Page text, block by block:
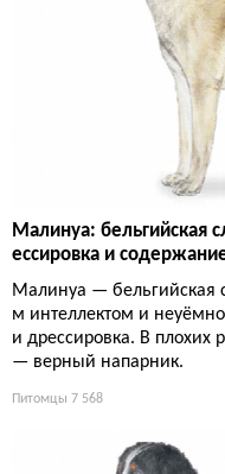
Малинуа: бельгийская
ессировка и
Малинуа — бельгийская
м интеллектом и
и дрессировка. В плохих
— верный напарник.
Питомцы 7 568